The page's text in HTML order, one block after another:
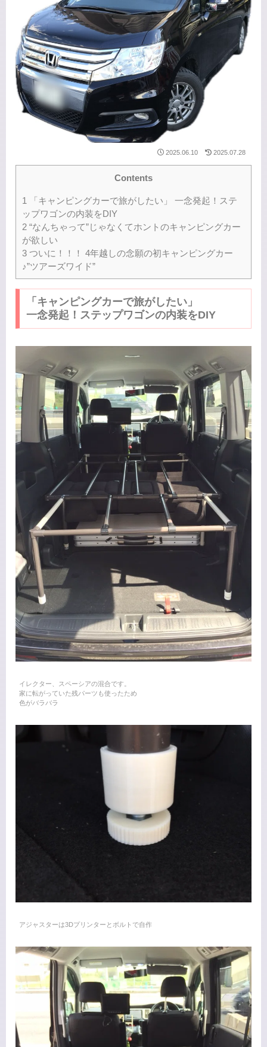
2025.06.10 2025.07.28
Contents
1
「キャンピングカーで旅がしたい」 一念発起！ステ
ップワゴンの内装をDIY
2 “なんちゃって”じゃなくてホントのキャンピングカー
が欲しい
3 ついに！！！ 4年越しの念願の初キャンピングカー
♪”ツアーズワイド”
「キャンピングカーで旅がしたい」
一念発起！ステップワゴンの内装をDIY
イレクター、スペーシアの混合です。
家に転がっていた残パーツも使ったため
色がバラバラ
アジャスターは3Dプリンターとボルトで自作